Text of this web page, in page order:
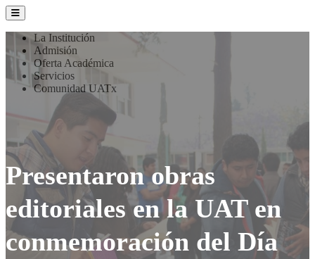
La Institución
Admisión
Oferta Académica
Servicios
Comunidad UATx
Presentaron obras
editoriales en la UAT en
conmemoración del Día